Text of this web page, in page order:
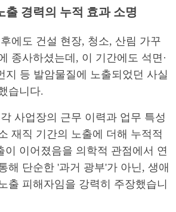
출 경력의 누적 효과 소명
에도 건설 현장, 청소, 산림 가꾸
종사하셨는데, 이 기간에도 석면·
지 등 발암물질에 노출되었던 사실
습니다.
사업장의 근무 이력과 업무 특성
재직 기간의 노출에 더해 누적적
이 이어졌음을 의학적 관점에서 연
해 단순한 '과거 광부'가 아닌, 생애
출 피해자임을 강력히 주장했습니